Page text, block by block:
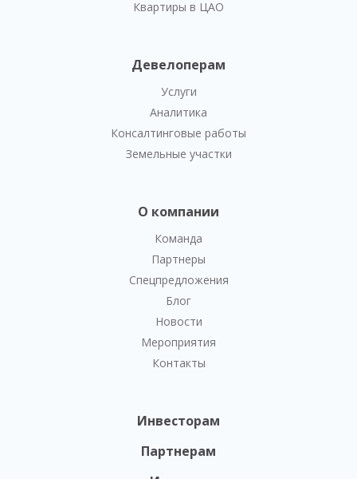
Квартиры в ЦАО
Девелоперам
Услуги
Аналитика
Консалтинговые работы
Земельные участки
О компании
Команда
Партнеры
Спецпредложения
Блог
Новости
Мероприятия
Контакты
Инвесторам
Партнерам